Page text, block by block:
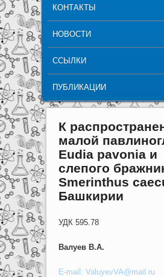
КОНТАКТЫ
НОВОСТИ
ССЫЛКИ
ПУБЛИКАЦИИ
К
малой
Eudia pavonia и
слепого
Smerinthus
Башкирии
УДК 595.78
Валуев В.А.
E-mail: ValuyevVA@mail.ru